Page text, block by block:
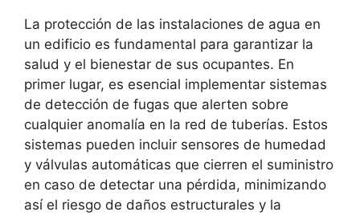
La protección de las instalaciones de agua en
un edificio es fundamental para garantizar la
salud y el bienestar de sus ocupantes. En
primer lugar, es esencial implementar sistemas
de detección de fugas que alerten sobre
cualquier anomalía en la red de tuberías. Estos
sistemas pueden incluir sensores de humedad
y válvulas automáticas que cierren el suministro
en caso de detectar una pérdida, minimizando
así el riesgo de daños estructurales y la